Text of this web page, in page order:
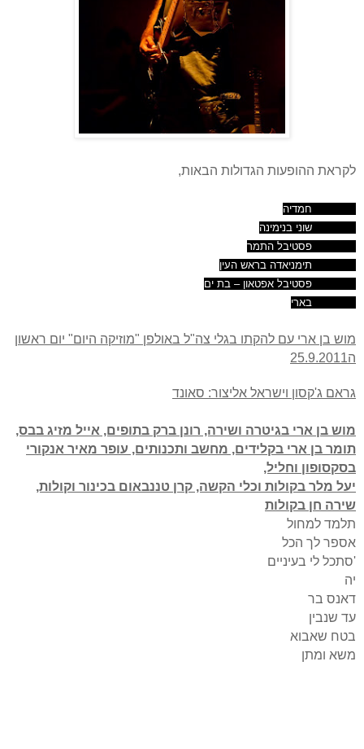
לקראת ההופעות הגדולות הבאות,
חמדיה
שוני בנימינה
פסטיבל התמר
תימניאדה בראש העין
פסטיבל אפטאון – בת ים
בארי
מוש בן ארי עם להקתו בגלי צה"ל באולפן "מוזיקה היום" יום ראשון
ה25.9.2011
גראם ג'קסון וישראל אליצור: סאונד
מוש בן ארי בגיטרה ושירה, רונן ברק בתופים, אייל מזיג בבס,
תומר בן ארי בקלידים, מחשב ותכנותים, עופר מאיר אנקורי
בסקסופון וחליל,
יעל מלר בקולות וכלי הקשה, קרן טננבאום בכינור וקולות,
שירה חן בקולות
תלמד למחול
אספר לך הכל
'סתכל לי בעיניים
יה
דאנס בר
עד שנבין
בטח שאבוא
משא ומתן